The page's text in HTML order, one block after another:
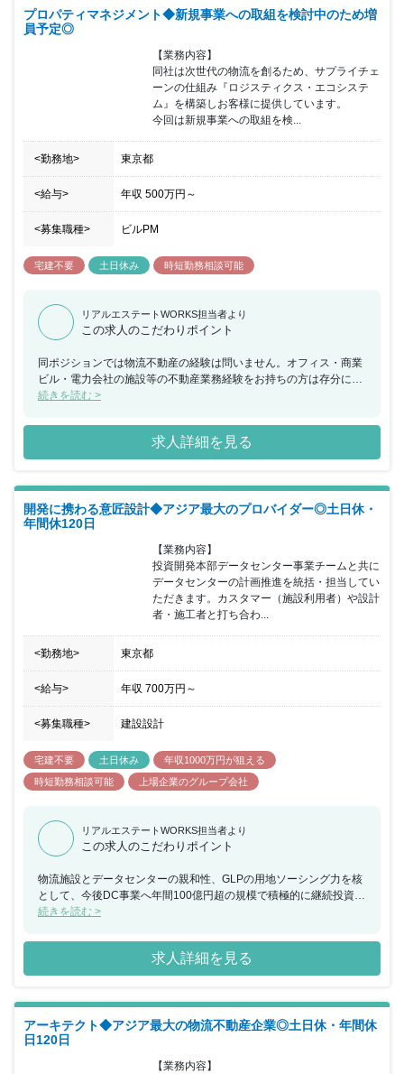
プロパティマネジメント◆新規事業への取組を検討中のため増
員予定◎
【業務内容】
同社は次世代の物流を創るため、サプライチェ
ーンの仕組み『ロジスティクス・エコシステ
ム』を構築しお客様に提供しています。
今回は新規事業への取組を検...
<勤務地> 東京都
<給与> 年収 500万円 ～
<募集職種> ビルPM
宅建不要 土日休み 時短勤務相談可能
リアルエステートWORKS担当者より
この求人のこだわりポイント
同ポジションでは物流不動産の経験は問いません。オフィス・商業
ビル・電力会社の施設等の不動産業務経験をお持ちの方は存分に力
を発揮することが出来ます。 同社におけるプロパティーマネジメン
ため、オーナーシップをもちながら業務に携わることが可能です。
続きを読む >
求人詳細を見る
開発に携わる意匠設計◆アジア最大のプロバイダー◎土日休・
年間休120日
【業務内容】
投資開発本部データセンター事業チームと共に
データセンターの計画推進を統括・担当してい
ただきます。カスタマー（施設利用者）や設計
者・施工者と打ち合わ...
<勤務地> 東京都
<給与> 年収 700万円 ～
<募集職種> 建設設計
宅建不要 土日休み
年収1000万円が狙える
時短勤務相談可能
上場企業のグループ会社
リアルエステートWORKS担当者より
この求人のこだわりポイント
物流施設とデータセンターの親和性、GLPの用地ソーシング力を核
として、今後DC事業へ年間100億円超の規模で積極的に継続投資を
行っていく計画です。事業拡大に伴い、データセンター経験がある
ラであるDCの国内ランドスケープの将来を、物流施設領域で培っ
たノウハウや大規模用地のソーシング力を有するチームと共に、創
り上げていけるポジションです。土地取得段階から企画・設計・施
続きを読む >
求人詳細を見る
アーキテクト◆アジア最大の物流不動産企業◎土日休・年間休
日120日
【業務内容】